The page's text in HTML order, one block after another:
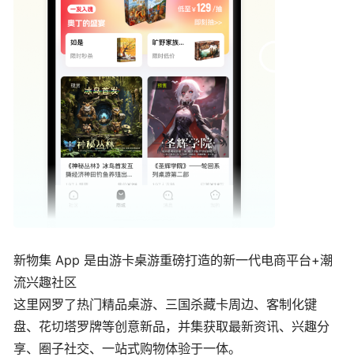
新物集 App 是由游卡桌游重磅打造的新一代电商平台+潮
流兴趣社区
这里网罗了热门精品桌游、三国杀藏卡周边、客制化键
盘、花切塔罗牌等创意新品，并集获取最新资讯、兴趣分
享、圈子社交、一站式购物体验于一体。